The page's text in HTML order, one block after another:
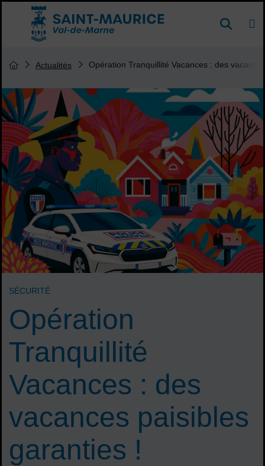
Menu de raccourcis
Accueil ville de Saint-Maurice DE
Opération
Tranquillité
Vacances : des
vacances paisibles
garanties !
SÉCURITÉ
Vous êtes ici :
Page d'accueil du site
Actualités Opération Tranquillité Vacances : des